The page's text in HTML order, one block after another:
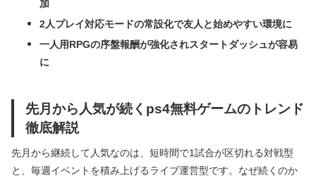
加
2人プレイ対応モードの常設化で友人と始めやすい環境に
一人用RPGの序盤報酬が強化されスタートダッシュが容易
に
先月から人気が続くps4無料ゲームのトレンド
徹底解説
先月から継続して人気なのは、短時間で1試合が区切れる対戦型
と、毎週イベントを積み上げるライブ運営型です。なぜ続くのか